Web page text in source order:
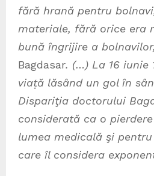
fără hrană pentru
materiale, fără orice era
bună îngrijire a bolnavilor,
Bagdasar. (…) La 16 iunie
viaṭă lăsând un gol în
Dispariţia doctorului
considerată ca o
lumea medicală şi
care îl considera